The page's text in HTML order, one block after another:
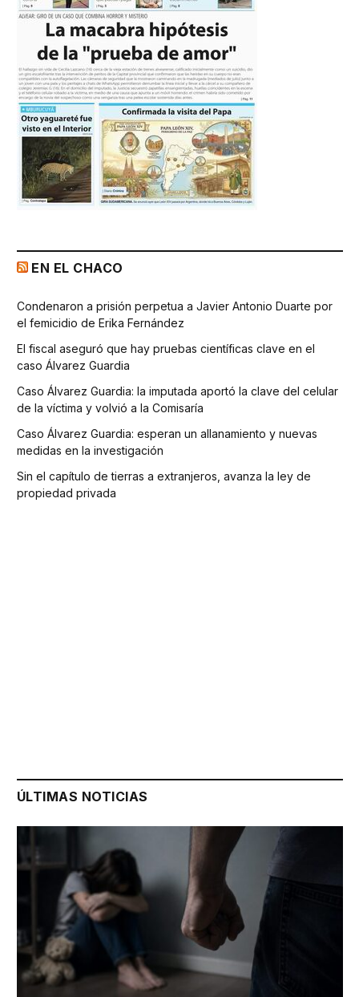
EN EL CHACO
Condenaron a prisión perpetua a Javier Antonio Duarte por
el femicidio de Erika Fernández
El fiscal aseguró que hay pruebas científicas clave en el
caso Álvarez Guardia
Caso Álvarez Guardia: la imputada aportó la clave del celular
de la víctima y volvió a la Comisaría
Caso Álvarez Guardia: esperan un allanamiento y nuevas
medidas en la investigación
Sin el capítulo de tierras a extranjeros, avanza la ley de
propiedad privada
ÚLTIMAS NOTICIAS